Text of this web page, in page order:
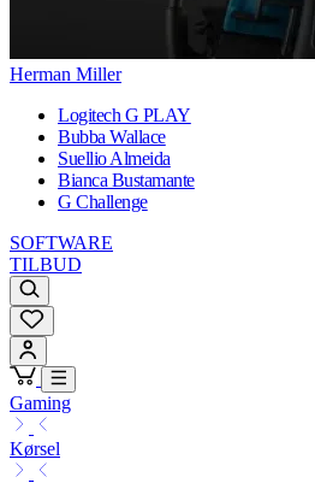
Herman Miller
Logitech G PLAY
Bubba Wallace
Suellio Almeida
Bianca Bustamante
G Challenge
SOFTWARE
TILBUD
Gaming
Kørsel